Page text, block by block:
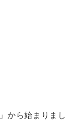
から始まりまし